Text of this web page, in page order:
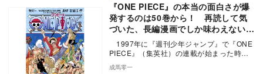
『ONE PIECE』の本当の面白さが爆
発するのは50巻から！ 再読して気
づいた、長編漫画でしか味わえない興
奮と感動
1997年に『週刊少年ジャンプ』で『ONE
PIECE』（集英社）の連載が始まった時、
成馬零一